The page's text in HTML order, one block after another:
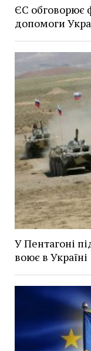
ЄС обговорює
допомоги
У Пентагоні
воює в Україні